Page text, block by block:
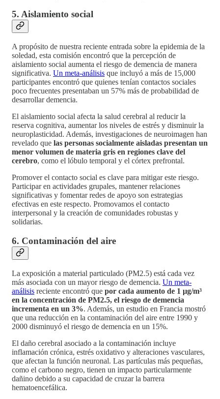
5. Aislamiento social
A propósito de nuestra reciente entrada sobre la epidemia de la
soledad, esta comisión encontró que la percepción de
aislamiento social aumenta el riesgo de demencia de manera
significativa. Un meta-análisis que incluyó a más de 15,000
participantes encontró que quienes tenían contactos sociales
poco frecuentes presentaban un 57% más de probabilidad de
desarrollar demencia.
El aislamiento social afecta la salud cerebral al reducir la
reserva cognitiva, aumentar los niveles de estrés y disminuir la
neuroplasticidad. Además, investigaciones de neuroimagen han
revelado que las personas socialmente aisladas presentan un
menor volumen de materia gris en regiones clave del
cerebro, como el lóbulo temporal y el córtex prefrontal.
Promover el contacto social es clave para mitigar este riesgo.
Participar en actividades grupales, mantener relaciones
significativas y fomentar redes de apoyo son estrategias
efectivas en este respecto. Promovamos el contacto
interpersonal y la creación de comunidades robustas y
solidarias.
6. Contaminación del aire
La exposición a material particulado (PM2.5) está cada vez
más asociada con un mayor riesgo de demencia. Un meta-
análisis reciente encontró que por cada aumento de 1 µg/m³
en la concentración de PM2.5, el riesgo de demencia
incrementa en un 3%. Además, un estudio en Francia mostró
que una reducción en la contaminación del aire entre 1990 y
2000 disminuyó el riesgo de demencia en un 15%.
El daño cerebral asociado a la contaminación incluye
inflamación crónica, estrés oxidativo y alteraciones vasculares,
que afectan la función neuronal. Las partículas más pequeñas,
como el carbono negro, tienen un impacto particularmente
dañino debido a su capacidad de cruzar la barrera
hematoencefálica.